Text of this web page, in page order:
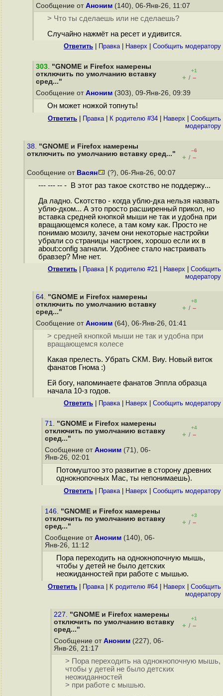
Сообщение от Аноним (140), 06-Янв-26, 11:07
> Что ты сделаешь или не сделаешь?
Случайно нажмёт на ресет и удивится.
Ответить Правка| Наверх Cообщить модератору
303. "GNOME и Firefox намерены
отключить по умолчанию вставку
сред..."
+1
+ / –
Сообщение от Аноним (303), 09-Янв-26, 09:39
Он может ножкой топнуть!
Ответить Правка| К родителю #34 Наверх
Cообщить
модератору
38. "GNOME и Firefox намерены
отключить по умолчанию вставку сред..."
–6
+ / –
Сообщение от Васян (?), 06-Янв-26, 00:07
--- --- -- - В этот раз такое скотство не поддержу...
Да ладно. Скотство - когда ублю-дка нельзя назвать
ублю-дком... А это просто расширенный прикол, но
вставка средней кнопкой мыши не так и удобна при
вращающемся колесе, а там кому как. Просто не
понимаю мозилу, зачем они некоторые настройки
убрали со страницы настроек, хорошо если их в
about:config загнали. Удобнее стало настраивать
бравзер? Мне нет.
Ответить Правка| К родителю #21 Наверх
Cообщить
модератору
64. "GNOME и Firefox намерены
отключить по умолчанию вставку
сред..."
+8
+ / –
Сообщение от Аноним (64), 06-Янв-26, 01:41
> средней кнопкой мыши не так и удобна при
вращающемся колесе
Какая прелесть. Убрать СКМ. Виу. Новый виток
фанатов Гнома :)
Ей богу, напоминаете фанатов Эппла образца
начала 10-з годов.
Ответить Правка| Наверх Cообщить модератору
71. "GNOME и Firefox намерены
отключить по умолчанию вставку
сред..."
+4
+ / –
Сообщение от Аноним (71), 06-
Янв-26, 02:01
Потомуштоо это развитие в сторону древних
однокнопочных Mac, ты непонимаешь).
Ответить Правка| Наверх Cообщить модератору
146. "GNOME и Firefox намерены
отключить по умолчанию вставку
сред..."
+3
+ / –
Сообщение от Аноним (140), 06-
Янв-26, 11:12
Пора переходить на однокнопочную мышь,
чтобы у детей не было детских
неожиданностей при работе с мышью.
Ответить Правка| К родителю #64 Наверх
Cообщить
модератору
227. "GNOME и Firefox намерены
отключить по умолчанию вставку
сред..."
+1
+ / –
Сообщение от Аноним (227), 06-
Янв-26, 21:17
> Пора переходить на однокнопочную мышь,
чтобы у детей не было детских
неожиданностей
> при работе с мышью.